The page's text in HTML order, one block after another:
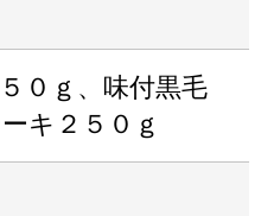
０ｇ、味付黒毛
キ２５０ｇ